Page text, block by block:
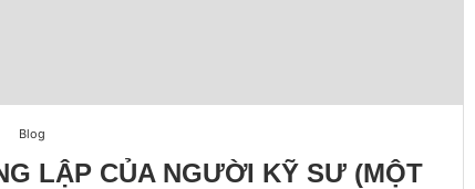
Blog
LẬP CỦA NGƯỜI KỸ SƯ (MỘT